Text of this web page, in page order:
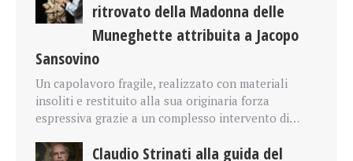
ritrovato della Madonna delle
Muneghette attribuita a Jacopo
Sansovino
Un capolavoro fragile, realizzato con materiali
insoliti e restituito alla sua originaria forza
espressiva grazie a un complesso intervento di…
Claudio Strinati alla guida del